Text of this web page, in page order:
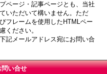
ページ・記事ページとも、当社
いただいて構いません。ただ
フレームを使用したHTMLペー
ください。
記メールアドレス宛にお問い合
い合せ